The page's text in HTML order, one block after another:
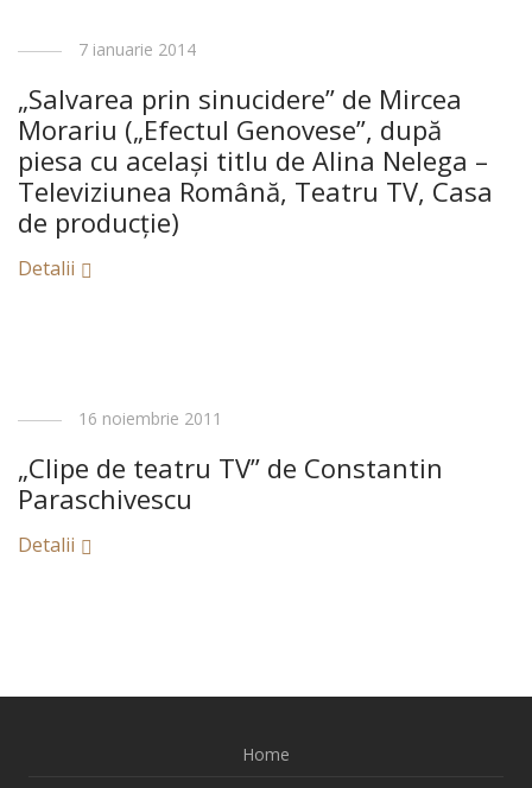
7 ianuarie 2014
„Salvarea prin sinucidere” de Mircea
Morariu („Efectul Genovese”, după
piesa cu acelaşi titlu de Alina Nelega –
Televiziunea Română, Teatru TV, Casa
de producţie)
Detalii
16 noiembrie 2011
„Clipe de teatru TV” de Constantin
Paraschivescu
Detalii
Home